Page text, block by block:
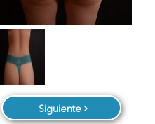
Siguiente